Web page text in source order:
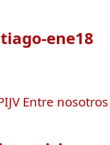
ene18
Entre nosotros